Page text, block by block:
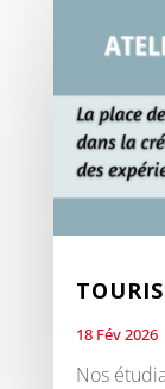
18 Fév 2026
Nos